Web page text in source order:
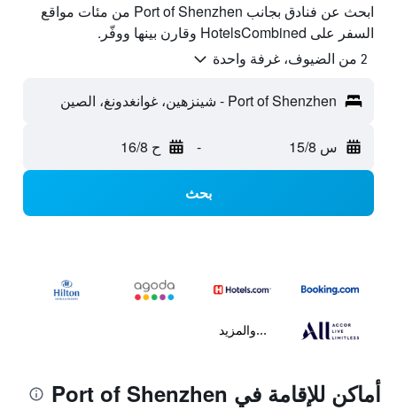
ابحث عن فنادق بجانب Port of Shenzhen من مئات مواقع
السفر على HotelsCombined وقارن بينها ووفّر.
2 من الضيوف، غرفة واحدة
Port of Shenzhen - شينزهين، غوانغدونغ، الصين
س 15/8 - ح 16/8
بحث
...والمزيد
أماكن للإقامة في Port of Shenzhen